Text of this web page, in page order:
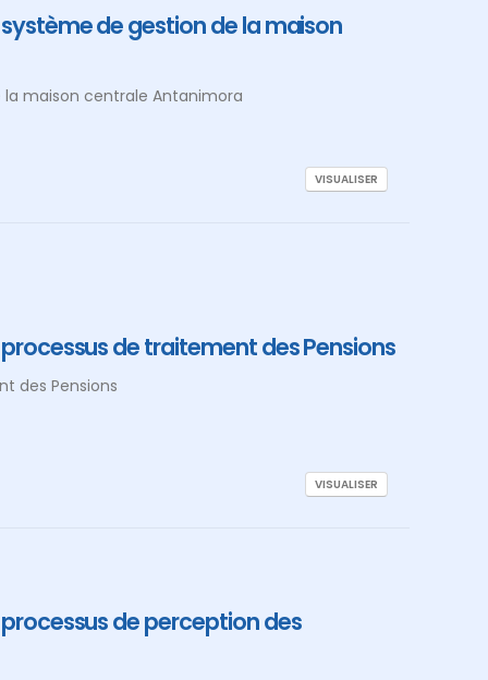
de gestion de la maison
la maison centrale Antanimora
VISUALISER
de traitement des Pensions
des Pensions
VISUALISER
de perception des